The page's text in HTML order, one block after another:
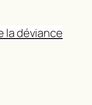
la déviance